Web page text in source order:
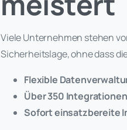
Viele Unternehmen stehen
Sicherheitslage, ohne dass
Flexible
Über 350 Integrationen
Sofort einsatzbereite